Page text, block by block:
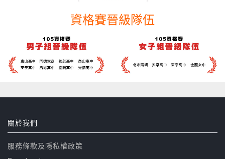
資格賽晉級隊伍
關於我們
服務條款及隱私權政策